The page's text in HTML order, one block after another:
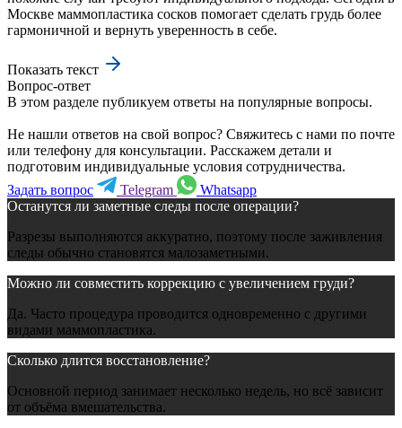
Москве маммопластика сосков помогает сделать грудь более
гармоничной и вернуть уверенность в себе.
Показать текст
Вопрос-ответ
В этом разделе публикуем ответы на популярные вопросы.
Не нашли ответов на свой вопрос? Свяжитесь с нами по почте
или телефону для консультации. Расскажем детали и
подготовим индивидуальные условия сотрудничества.
Задать вопрос
Telegram
Whatsapp
Останутся ли заметные следы после операции?
Разрезы выполняются аккуратно, поэтому после заживления
следы обычно становятся малозаметными.
Можно ли совместить коррекцию с увеличением груди?
Да. Часто процедура проводится одновременно с другими
видами маммопластика.
Сколько длится восстановление?
Основной период занимает несколько недель, но всё зависит
от объёма вмешательства.